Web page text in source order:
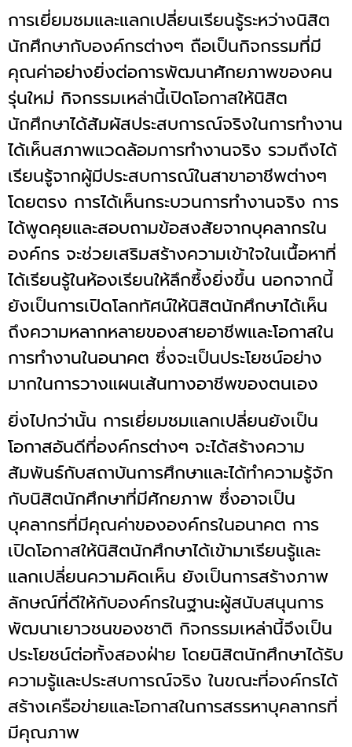
การเยี่ยมชมและแลกเปลี่ยนเรียนรู้ระหว่างนิสิต
นักศึกษากับองค์กรต่างๆ ถือเป็นกิจกรรมที่มี
คุณค่าอย่างยิ่งต่อการพัฒนาศักยภาพของคน
รุ่นใหม่ กิจกรรมเหล่านี้เปิดโอกาสให้นิสิต
นักศึกษาได้สัมผัสประสบการณ์จริงในการทำงาน
ได้เห็นสภาพแวดล้อมการทำงานจริง รวมถึงได้
เรียนรู้จากผู้มีประสบการณ์ในสาขาอาชีพต่างๆ
โดยตรง การได้เห็นกระบวนการทำงานจริง การ
ได้พูดคุยและสอบถามข้อสงสัยจากบุคลากรใน
องค์กร จะช่วยเสริมสร้างความเข้าใจในเนื้อหาที่
ได้เรียนรู้ในห้องเรียนให้ลึกซึ้งยิ่งขึ้น นอกจากนี้
ยังเป็นการเปิดโลกทัศน์ให้นิสิตนักศึกษาได้เห็น
ถึงความหลากหลายของสายอาชีพและโอกาสใน
การทำงานในอนาคต ซึ่งจะเป็นประโยชน์อย่าง
มากในการวางแผนเส้นทางอาชีพของตนเอง
ยิ่งไปกว่านั้น การเยี่ยมชมแลกเปลี่ยนยังเป็น
โอกาสอันดีที่องค์กรต่างๆ จะได้สร้างความ
สัมพันธ์กับสถาบันการศึกษาและได้ทำความรู้จัก
กับนิสิตนักศึกษาที่มีศักยภาพ ซึ่งอาจเป็น
บุคลากรที่มีคุณค่าขององค์กรในอนาคต การ
เปิดโอกาสให้นิสิตนักศึกษาได้เข้ามาเรียนรู้และ
แลกเปลี่ยนความคิดเห็น ยังเป็นการสร้างภาพ
ลักษณ์ที่ดีให้กับองค์กรในฐานะผู้สนับสนุนการ
พัฒนาเยาวชนของชาติ กิจกรรมเหล่านี้จึงเป็น
ประโยชน์ต่อทั้งสองฝ่าย โดยนิสิตนักศึกษาได้รับ
ความรู้และประสบการณ์จริง ในขณะที่องค์กรได้
สร้างเครือข่ายและโอกาสในการสรรหาบุคลากรที่
มีคุณภาพ